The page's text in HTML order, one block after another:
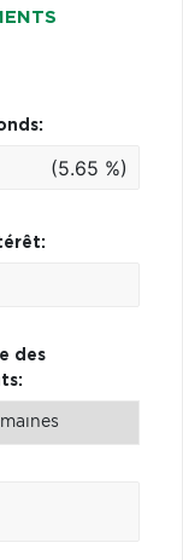
(5.65 %)
des